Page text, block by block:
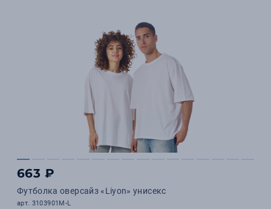
663 ₽
Футболка оверсайз «Liyon» унисекс
арт. 3103901M-L